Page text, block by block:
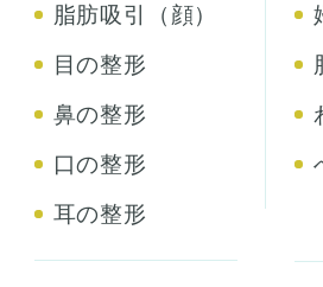
脂肪吸引（顔）
目の整形
鼻の整形
口の整形
耳の整形